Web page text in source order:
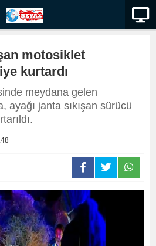
motosiklet
kurtardı
meydana gelen
ayağı janta sıkışan sürücü